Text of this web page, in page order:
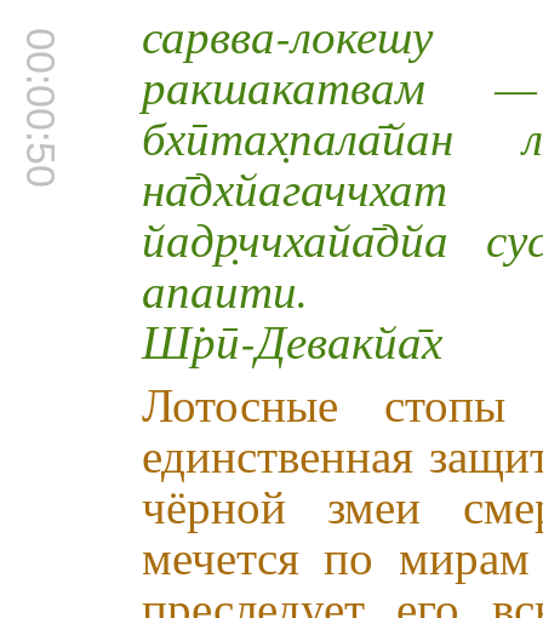
00:00:50 сарвва-локешу
ракшакатвам
бхӣтах̣пала̄йан
йадр̣ччхайа̄дйа
апаити.
Ш̇рӣ-Девакйа̄х
Лотосные
единственная
чёрной змеи
мечется по